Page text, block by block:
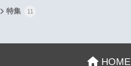
特集 11
HOME